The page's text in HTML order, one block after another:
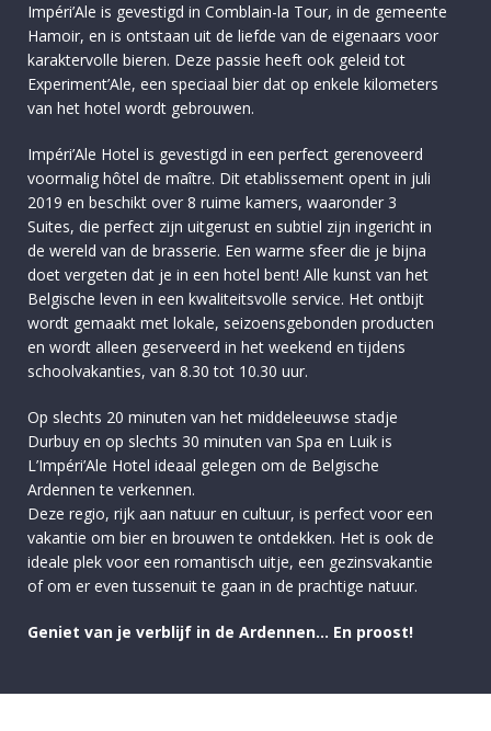
Impéri’Ale is gevestigd in Comblain-la Tour, in de gemeente
Hamoir, en is ontstaan uit de liefde van de eigenaars voor
karaktervolle bieren. Deze passie heeft ook geleid tot
Experiment’Ale, een speciaal bier dat op enkele kilometers
van het hotel wordt gebrouwen.
Impéri’Ale Hotel is gevestigd in een perfect gerenoveerd
voormalig hôtel de maître. Dit etablissement opent in juli
2019 en beschikt over 8 ruime kamers, waaronder 3
Suites, die perfect zijn uitgerust en subtiel zijn ingericht in
de wereld van de brasserie. Een warme sfeer die je bijna
doet vergeten dat je in een hotel bent! Alle kunst van het
Belgische leven in een kwaliteitsvolle service. Het ontbijt
wordt gemaakt met lokale, seizoensgebonden producten
en wordt alleen geserveerd in het weekend en tijdens
schoolvakanties, van 8.30 tot 10.30 uur.
Op slechts 20 minuten van het middeleeuwse stadje
Durbuy en op slechts 30 minuten van Spa en Luik is
L’Impéri’Ale Hotel ideaal gelegen om de Belgische
Ardennen te verkennen.
Deze regio, rijk aan natuur en cultuur, is perfect voor een
vakantie om bier en brouwen te ontdekken. Het is ook de
ideale plek voor een romantisch uitje, een gezinsvakantie
of om er even tussenuit te gaan in de prachtige natuur.
Geniet van je verblijf in de Ardennen… En proost!